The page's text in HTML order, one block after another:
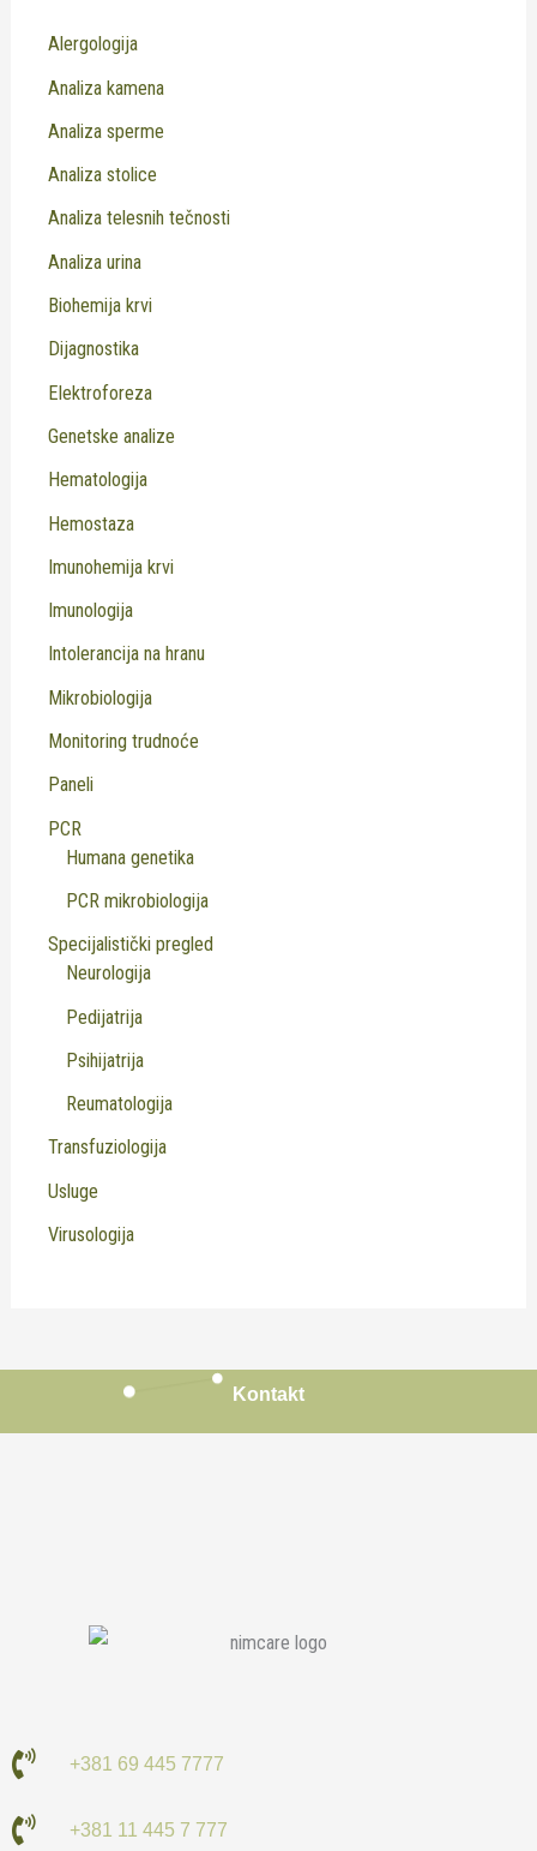
Alergologija
Analiza kamena
Analiza sperme
Analiza stolice
Analiza telesnih tečnosti
Analiza urina
Biohemija krvi
Dijagnostika
Elektroforeza
Genetske analize
Hematologija
Hemostaza
Imunohemija krvi
Imunologija
Intolerancija na hranu
Mikrobiologija
Monitoring trudnoće
Paneli
PCR
Humana genetika
PCR mikrobiologija
Specijalistički pregled
Neurologija
Pedijatrija
Psihijatrija
Reumatologija
Transfuziologija
Usluge
Virusologija
Kontakt
+381 69 445 7777
+381 11 445 7 777